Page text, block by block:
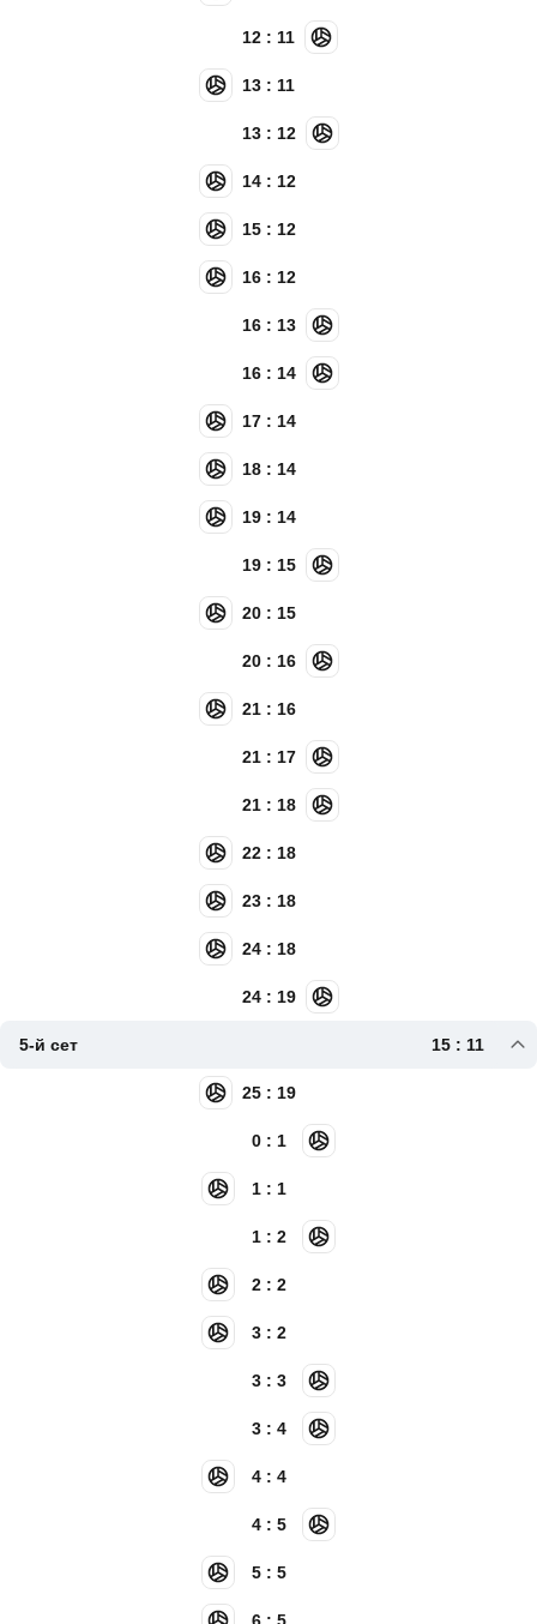
12 : 11
13 : 11
13 : 12
14 : 12
15 : 12
16 : 12
16 : 13
16 : 14
17 : 14
18 : 14
19 : 14
19 : 15
20 : 15
20 : 16
21 : 16
21 : 17
21 : 18
22 : 18
23 : 18
24 : 18
24 : 19
5-й сет 15 : 11
25 : 19
0 : 1
1 : 1
1 : 2
2 : 2
3 : 2
3 : 3
3 : 4
4 : 4
4 : 5
5 : 5